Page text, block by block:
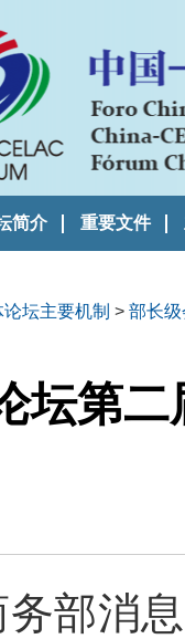
简介 重要文件
坛主要机制 > 部长级
坛第
务部消